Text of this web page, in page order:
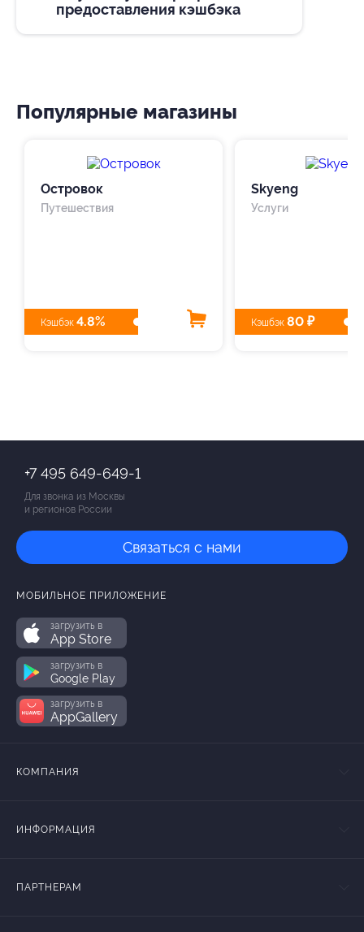
предоставления кэшбэка
Популярные магазины
Островок
Путешествия
Кэшбэк 4.8%
Skyeng
Услуги
Кэшбэк 80 ₽
+7 495 649-649-1
Для звонка из Москвы
и регионов России
Связаться с нами
МОБИЛЬНОЕ ПРИЛОЖЕНИЕ
загрузить в
App Store
загрузить в
Google Play
загрузить в
AppGallery
КОМПАНИЯ
ИНФОРМАЦИЯ
ПАРТНЕРАМ